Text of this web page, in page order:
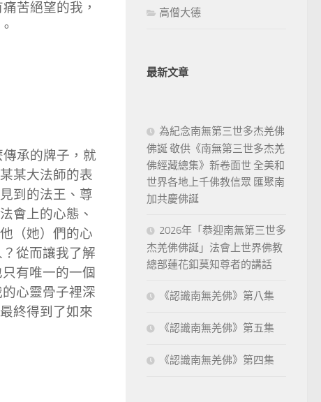
苦絕望的我，
承的牌子，就
某大法師的表
到的法王、尊
會上的心態、
（她）們的心
從而讓我了解
有唯一的一個
心靈骨子裡深
終得到了如來
高僧大德
最新文章
為紀念南無第三世多杰羌佛
佛誕 敬供《南無第三世多杰羌
佛經藏總集》新卷面世 全美和
世界各地上千佛教信眾 匯聚南
加共慶佛誕
2026年「恭迎南無第三世多
杰羌佛佛誕」法會上世界佛教
總部蓮花釦莫知尊者的講話
《認識南無羌佛》第八集
《認識南無羌佛》第五集
《認識南無羌佛》第四集